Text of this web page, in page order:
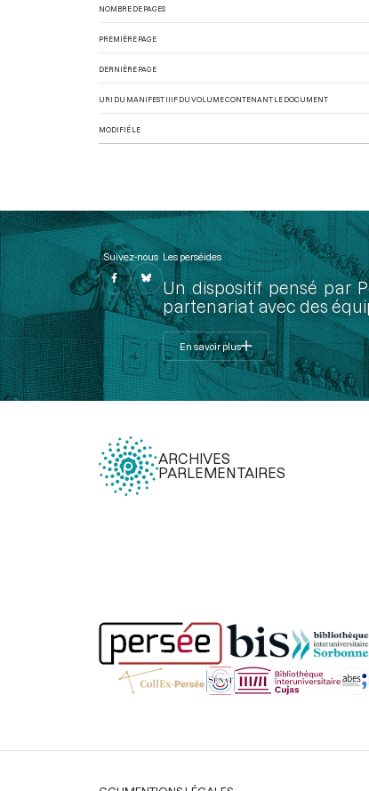
NOMBRE DE PAGES
PREMIÈRE PAGE
DERNIÈRE PAGE
URI DU MANIFEST IIIF DU VOLUME CONTENANT LE DOCUMENT
MODIFIÉ LE
Suivez-nous Les perséides
Un dispositif pensé par
partenariat avec des
En savoir plus
ARCHIVES
PARLEMENTAIRES
Légal